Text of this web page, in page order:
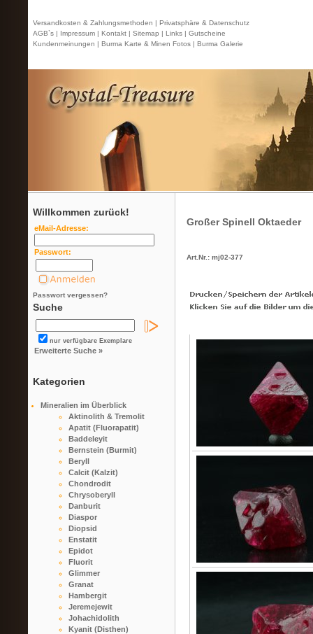
Versandkosten & Zahlungsmethoden | Privatsphäre & Datenschutz
AGB`s | Impressum | Kontakt | Sitemap | Links | Gutscheine
Kundenmeinungen | Burma Karte & Minen Fotos | Burma Galerie
Willkommen zurück!
eMail-Adresse:
Passwort:
Passwort vergessen?
Suche
nur verfügbare Exemplare
Erweiterte Suche »
Kategorien
Mineralien im Überblick
Aktinolith & Tremolit
Apatit (Fluorapatit)
Baddeleyit
Bernstein (Burmit)
Beryll
Calcit (Kalzit)
Chondrodit
Chrysoberyll
Danburit
Diaspor
Diopsid
Enstatit
Epidot
Fluorit
Glimmer
Granat
Hambergit
Jeremejewit
Johachidolith
Kyanit (Disthen)
Großer Spinell Oktaeder
Art.Nr.: mj02-377